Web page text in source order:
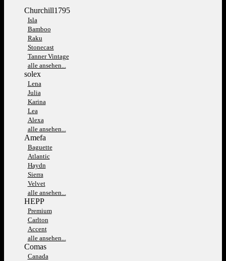
Churchill1795
Isla
Bamboo
Raku
Stonecast
Tanner Vintage
alle ansehen...
solex
Lena
Julia
Karina
Lea
Alexa
alle ansehen...
Amefa
Baguette
Atlantic
Haydn
Sierra
Velvet
alle ansehen...
HEPP
Premium
Carlton
Accent
alle ansehen...
Comas
Canada